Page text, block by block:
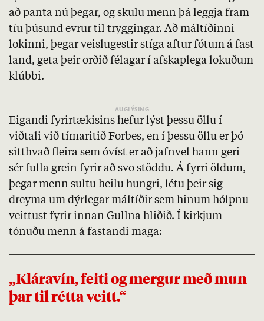
að panta nú þegar, og skulu menn þá leggja fram
tíu þúsund evrur til tryggingar. Að máltíðinni
lokinni, þegar veislugestir stíga aftur fótum á fast
land, geta þeir orðið félagar í afskaplega lokuðum
klúbbi.
Eigandi fyrirtækisins hefur lýst þessu öllu í
viðtali við tímaritið Forbes, en í þessu öllu er þó
sitthvað fleira sem óvíst er að jafnvel hann geri
sér fulla grein fyrir að svo stöddu. Á fyrri öldum,
þegar menn sultu heilu hungri, létu þeir sig
dreyma um dýrlegar máltíðir sem hinum hólpnu
veittust fyrir innan Gullna hliðið. Í kirkjum
tónuðu menn á fastandi maga:
„Kláravín, feiti og mergur með mun
þar til rétta veitt.“